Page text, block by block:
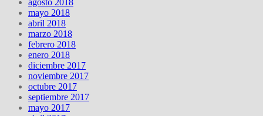
mayo 2018
abril 2018
marzo 2018
febrero 2018
enero 2018
diciembre 2017
noviembre 2017
octubre 2017
septiembre 2017
mayo 2017